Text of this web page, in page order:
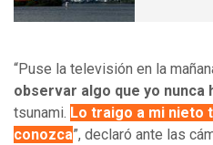
“Puse la televisión en la
observar algo que yo nunca
tsunami. Lo traigo a mi nieto
conozca”, declaró ante las